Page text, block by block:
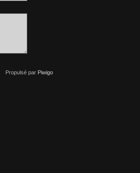
Propulsé par Piwigo